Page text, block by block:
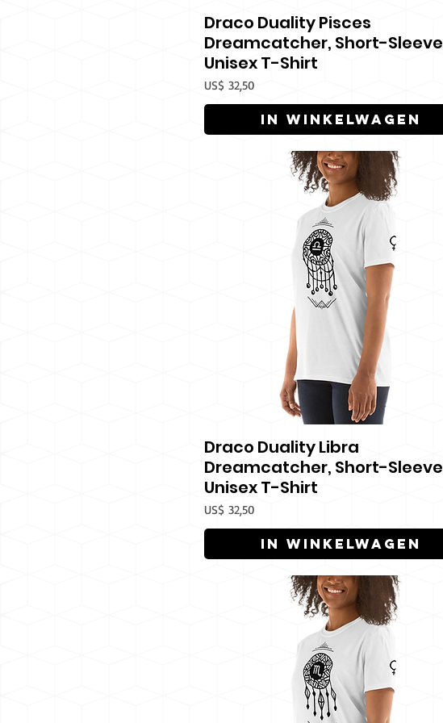
Snel overzicht
Draco Duality Pisces
Dreamcatcher, Short-Sleeve
Unisex T-Shirt
Prijs
US$ 32,50
In winkelwagen
Snel overzicht
Draco Duality Libra
Dreamcatcher, Short-Sleeve
Unisex T-Shirt
Prijs
US$ 32,50
In winkelwagen